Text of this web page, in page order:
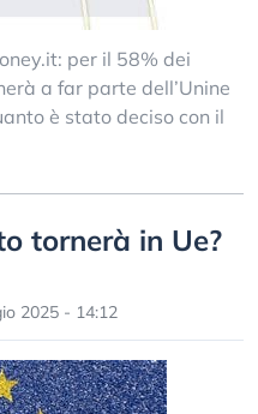
per il 58% dei
a far parte dell’Unine
è stato deciso con il
tornerà in Ue?
2025 - 14:12